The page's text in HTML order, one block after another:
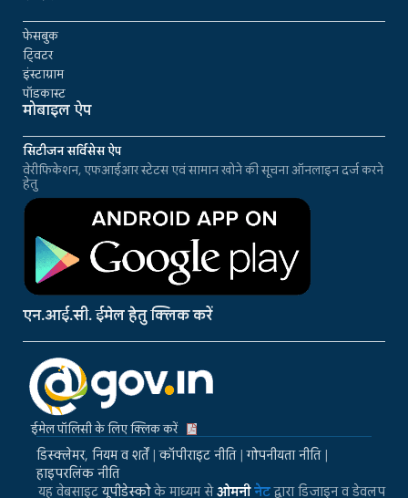
फेसबुक
ट्विटर
इंस्टाग्राम
पॉडकास्ट
मोबाइल ऐप
सिटीजन सर्विसेस ऐप
वेरीफिकेशन, एफआईआर स्टेटस एवं सामान खोने की सूचना ऑनलाइन दर्ज करने
हेतु
एन.आई.सी. ईमेल हेतु क्लिक करें
ईमेल पॉलिसी के लिए क्लिक करें
डिस्क्लेमर, नियम व शर्तें|कॉपीराइट नीति|गोपनीयता नीति|
हाइपरलिंक नीति
यह वेबसाइटयूपीडेस्कोके माध्यम सेओमनीनेटद्वारा डिजाइन व डेवलप